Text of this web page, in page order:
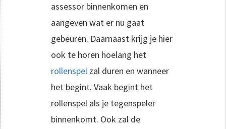
assessor binnenkomen en
aangeven wat er nu gaat
gebeuren. Daarnaast krijg je hier
ook te horen hoelang het
rollenspel zal duren en wanneer
het begint. Vaak begint het
rollenspel als je tegenspeler
binnenkomt. Ook zal de